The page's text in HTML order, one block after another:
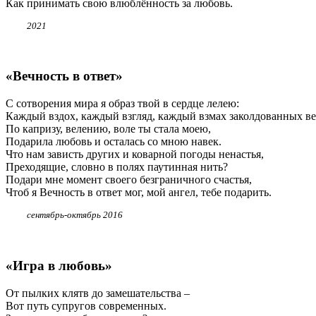
Как принимать свою влюблённость за любовь.
2021
«Вечность в ответ»
С сотворения мира я образ твой в сердце лелею:
Каждый вздох, каждый взгляд, каждый взмах заколдованных
По капризу, велению, воле ты стала моею,
Подарила любовь и осталась со мною навек.
Что нам зависть других и коварной погоды ненастья,
Преходящие, словно в полях паутинная нить?
Подари мне момент своего безграничного счастья,
Чтоб я Вечность в ответ мог, мой ангел, тебе подарить.
сентябрь-октябрь 2016
«Игра в любовь»
От пылких клятв до замешательства –
Вот путь супругов современных.